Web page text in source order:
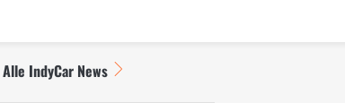
Alle IndyCar News